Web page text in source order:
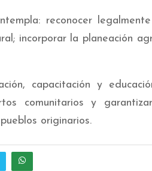
reconocer
incorporar la planeación
capacitación y
comunitarios y
originarios.